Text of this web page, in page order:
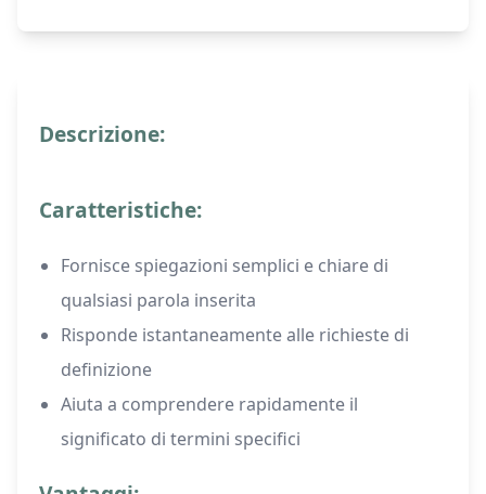
Descrizione:
Caratteristiche:
Fornisce spiegazioni semplici e chiare di
qualsiasi parola inserita
Risponde istantaneamente alle richieste di
definizione
Aiuta a comprendere rapidamente il
significato di termini specifici